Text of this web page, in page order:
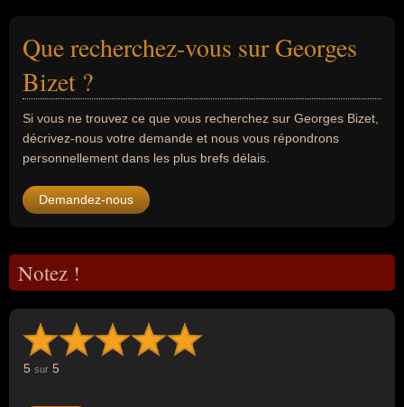
Que recherchez-vous sur Georges
Bizet ?
Si vous ne trouvez ce que vous recherchez sur Georges Bizet,
décrivez-nous votre demande et nous vous répondrons
personnellement dans les plus brefs délais.
Demandez-nous
Notez !
5 sur 5